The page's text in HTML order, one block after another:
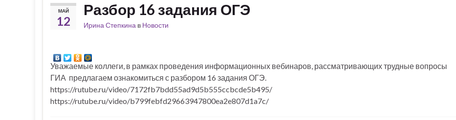
МАЙ
12
Разбор 16 задания ОГЭ
Ирина Степкина в Новости
Уважаемые коллеги, в рамках проведения информационных вебинаров, рассматривающих трудные вопросы
ГИА предлагаем ознакомиться с разбором 16 задания ОГЭ.
https://rutube.ru/video/7172fb7bdd55ad9d5b555ccbcde5b495/
https://rutube.ru/video/b799febfd29663947800ea2e807d1a7c/